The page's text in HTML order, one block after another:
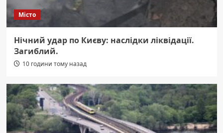
Місто
Нічний удар по Києву: наслідки ліквідації.
Загиблий.
10 години тому назад